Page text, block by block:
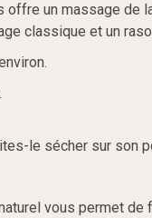
un massage de
classique et un
le sécher sur son
vous permet